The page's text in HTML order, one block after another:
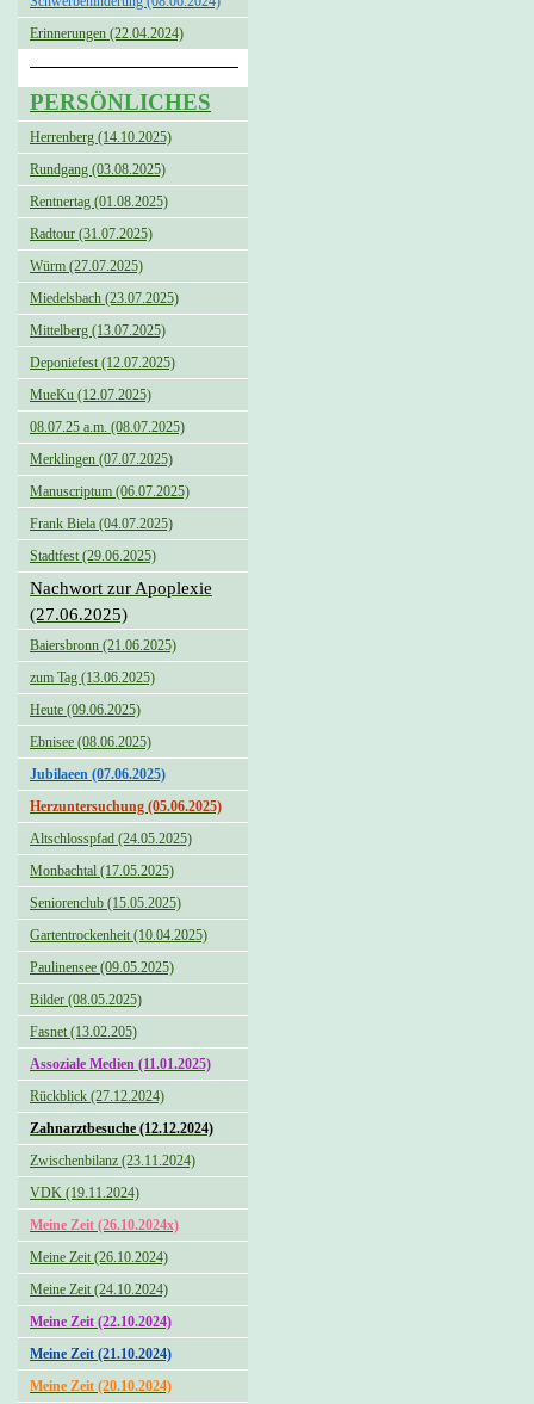
Erinnerungen (22.04.2024)
PERSÖNLICHES
Herrenberg (14.10.2025)
Rundgang (03.08.2025)
Rentnertag (01.08.2025)
Radtour (31.07.2025)
Würm (27.07.2025)
Miedelsbach (23.07.2025)
Mittelberg (13.07.2025)
Deponiefest (12.07.2025)
MueKu (12.07.2025)
08.07.25 a.m. (08.07.2025)
Merklingen (07.07.2025)
Manuscriptum (06.07.2025)
Frank Biela (04.07.2025)
Stadtfest (29.06.2025)
Nachwort zur Apoplexie
(27.06.2025)
Baiersbronn (21.06.2025)
zum Tag (13.06.2025)
Heute (09.06.2025)
Ebnisee (08.06.2025)
Jubilaeen (07.06.2025)
Herzuntersuchung (05.06.2025)
Altschlosspfad (24.05.2025)
Monbachtal (17.05.2025)
Seniorenclub (15.05.2025)
Gartentrockenheit (10.04.2025)
Paulinensee (09.05.2025)
Bilder (08.05.2025)
Fasnet (13.02.205)
Assoziale Medien (11.01.2025)
Rückblick (27.12.2024)
Zahnarztbesuche (12.12.2024)
Zwischenbilanz (23.11.2024)
VDK (19.11.2024)
Meine Zeit (26.10.2024x)
Meine Zeit (26.10.2024)
Meine Zeit (24.10.2024)
Meine Zeit (22.10.2024)
Meine Zeit (21.10.2024)
Meine Zeit (20.10.2024)